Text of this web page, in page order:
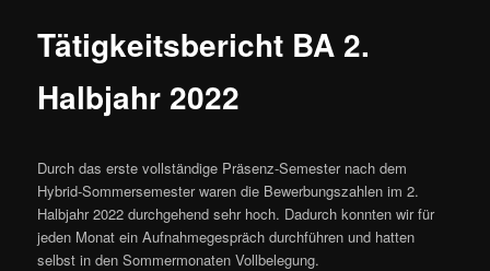
Tätigkeitsbericht BA 2.
Halbjahr 2022
Durch das erste vollständige Präsenz-Semester nach dem
Hybrid-Sommersemester waren die Bewerbungszahlen im 2.
Halbjahr 2022 durchgehend sehr hoch. Dadurch konnten wir für
jeden Monat ein Aufnahmegespräch durchführen und hatten
selbst in den Sommermonaten Vollbelegung.